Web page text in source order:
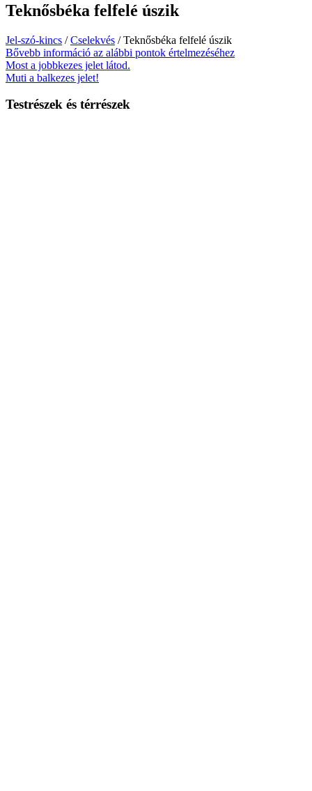
Teknősbéka felfelé úszik
Jel-szó-kincs /Cselekvés / Teknősbéka felfelé úszik
Bővebb információ az alábbi pontok értelmezéséhez
Most a jobbkezes jelet látod.
Muti a balkezes jelet!
Testrészek és térrészek